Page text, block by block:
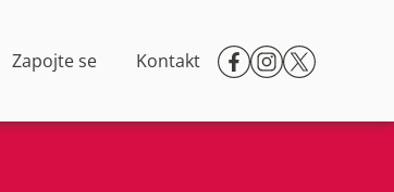
Zapojte se Kontakt